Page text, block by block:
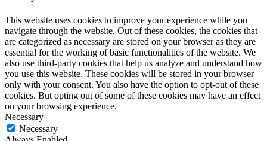
This website uses cookies to improve your experience while you
navigate through the website. Out of these cookies, the cookies that
are categorized as necessary are stored on your browser as they are
essential for the working of basic functionalities of the website. We
also use third-party cookies that help us analyze and understand how
you use this website. These cookies will be stored in your browser
only with your consent. You also have the option to opt-out of these
cookies. But opting out of some of these cookies may have an effect
on your browsing experience.
Necessary
Necessary